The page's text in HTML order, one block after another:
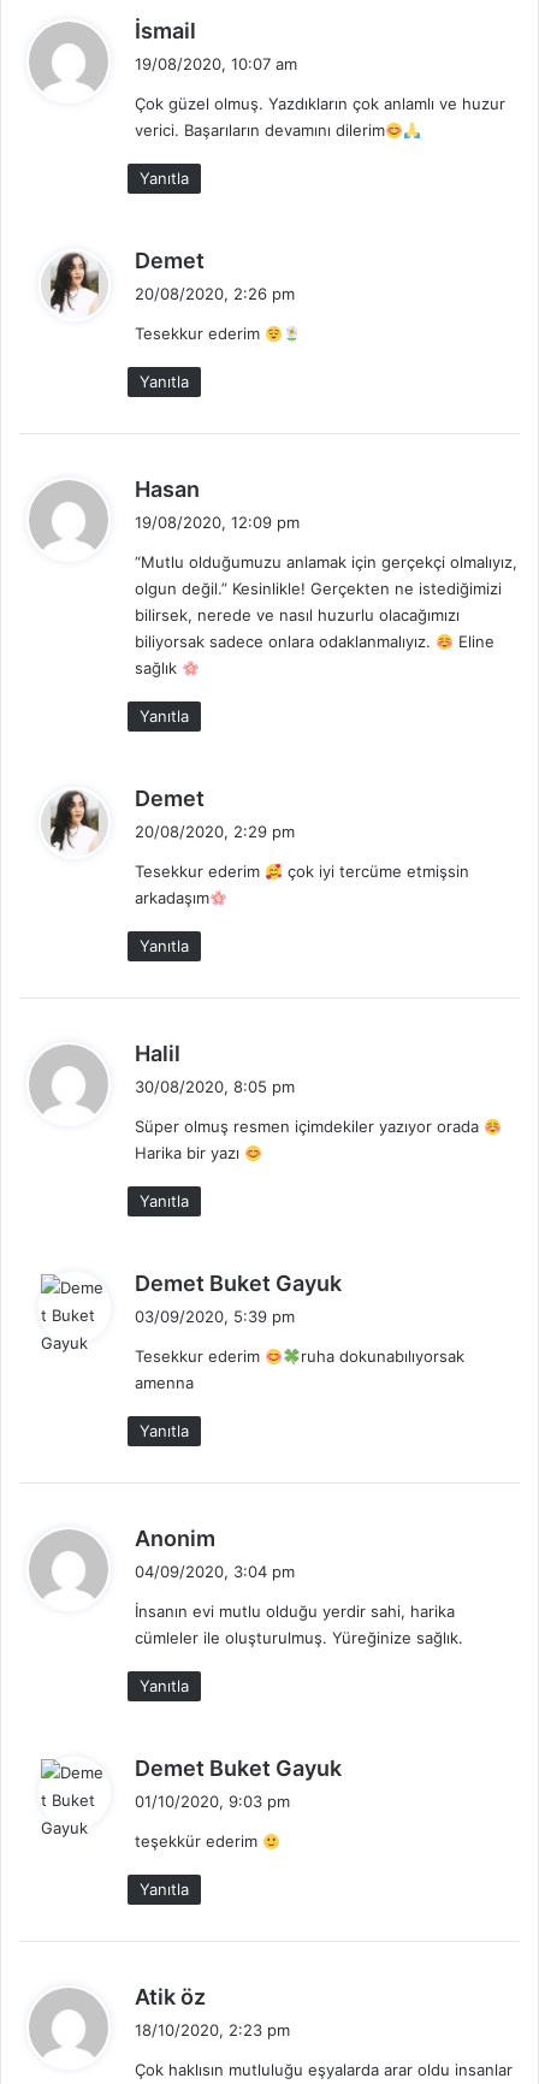
İsmail
e
i
k
i
:
19/08/2020, 10:07 am
Çok güzel olmuş. Yazdıkların çok anlamlı ve huzur
verici. Başarıların devamını dilerim
Yanıtla
Demet
e
20/08/2020, 2:26 pm
Tesekkur ederim
Yanıtla
Hasan
e
i
k
i
:
19/08/2020, 12:09 pm
“Mutlu olduğumuzu anlamak için gerçekçi olmalıyız,
olgun değil.” Kesinlikle! Gerçekten ne istediğimizi
bilirsek, nerede ve nasıl huzurlu olacağımızı
biliyorsak sadece onlara odaklanmalıyız.
Eline
sağlık
Yanıtla
Demet
e
k
20/08/2020, 2:29 pm
Tesekkur ederim
çok iyi tercüme etmişsin
arkadaşım
Yanıtla
Halil
e
k
i
:
30/08/2020, 8:05 pm
Süper olmuş resmen içimdekiler yazıyor orada
Harika bir yazı
Yanıtla
Demet Buket Gayuk
i
03/09/2020, 5:39 pm
Tesekkur ederim
ruha dokunabılıyorsak
amenna
Yanıtla
Anonim
e
k
04/09/2020, 3:04 pm
İnsanın evi mutlu olduğu yerdir sahi, harika
cümleler ile oluşturulmuş. Yüreğinize sağlık.
Yanıtla
Demet Buket Gayuk
01/10/2020, 9:03 pm
teşekkür ederim
Yanıtla
Atik öz
e
i
18/10/2020, 2:23 pm
Çok haklısın mutluluğu eşyalarda arar oldu insanlar